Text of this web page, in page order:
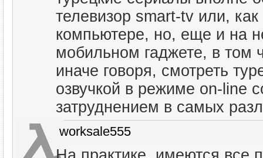
телевизор smart-tv или,
компьютере, но, еще и на
мобильном гаджете, в том
иначе говоря, смотреть
озвучкой в режиме on-line
затруднением в самых
worksale555